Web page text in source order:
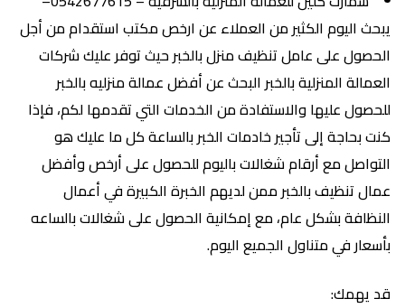
يبحث اليوم الكثير من العملاء عن ارخص مكتب استقدام من أجل
الحصول على عامل تنظيف منزل بالخبر حيث توفر عليك شركات
العمالة المنزلية بالخبر البحث عن أفضل عمالة منزليه بالخبر
للحصول عليها والاستفادة من الخدمات التي تقدمها لكم، فإذا
كنت بحاجة إلى تأجير خادمات الخبر بالساعة كل ما عليك هو
التواصل مع أرقام شغالات باليوم للحصول على أرخص وأفضل
عمال تنظيف بالخبر ممن لديهم الخبرة الكبيرة في أعمال
النظافة بشكل عام، مع إمكانية الحصول على شغالات بالساعه
بأسعار في متناول الجميع اليوم.
قد يهمك: